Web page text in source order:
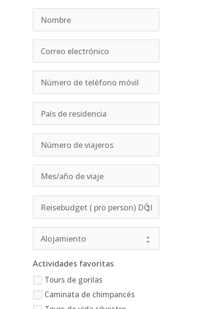
Actividades favoritas
Tours de gorilas
Caminata de chimpancés